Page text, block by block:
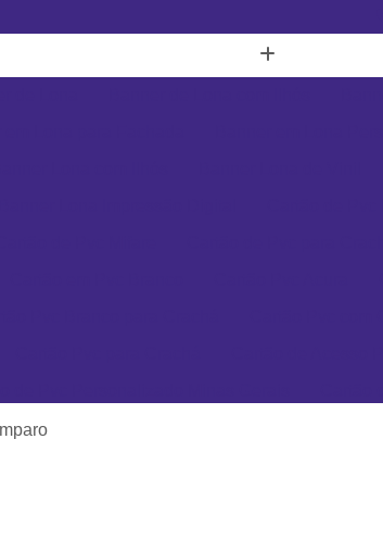
Cartão de Visita em Pvc Santa Catarina